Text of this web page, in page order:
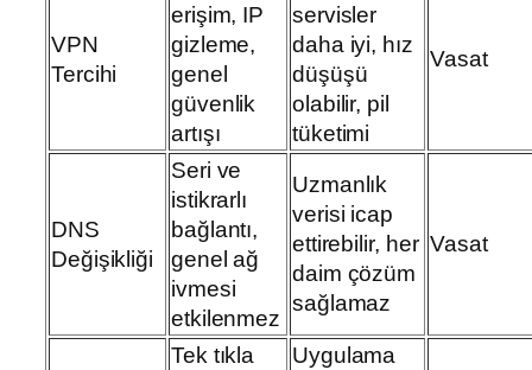
VPN
Tercihi
erişim, IP
gizleme,
genel
güvenlik
artışı
servisler
daha iyi, hız
düşüşü
olabilir, pil
tüketimi
Vasat
DNS
Değişikliği
Seri ve
istikrarlı
bağlantı,
genel ağ
ivmesi
etkilenmez
Uzmanlık
verisi icap
ettirebilir, her
daim çözüm
sağlamaz
Vasat
Tek tıkla
Uygulama